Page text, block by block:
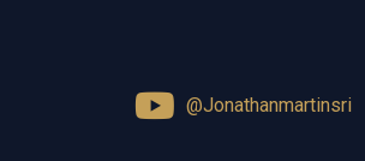
@Jonathanmartinsri